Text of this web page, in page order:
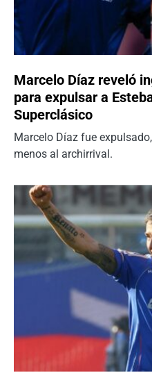
Marcelo Díaz reveló
para expulsar a
Superclásico
Marcelo Díaz fue
menos al archirrival.